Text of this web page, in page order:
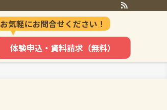
お気軽にお問合せください！
体験申込・資料請求（無料）